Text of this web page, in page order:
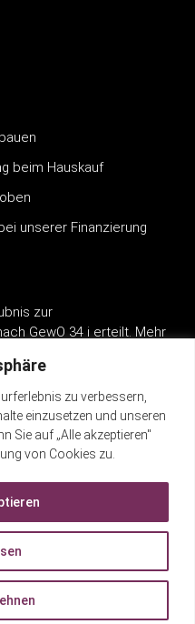
zu verbessern,
einzusetzen und unseren
Sie auf „Alle akzeptieren"
von Cookies zu.
beim Hauskauf
unserer Finanzierung
zur
GewO 34 i erteilt. Mehr